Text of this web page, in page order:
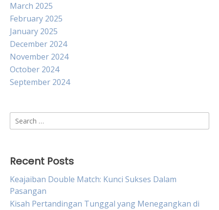
March 2025
February 2025
January 2025
December 2024
November 2024
October 2024
September 2024
Search
for:
Recent Posts
Keajaiban Double Match: Kunci Sukses Dalam
Pasangan
Kisah Pertandingan Tunggal yang Menegangkan di